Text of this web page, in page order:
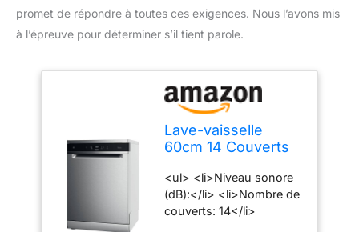
promet de répondre à toutes ces exigences. Nous l’avons mis
à l’épreuve pour déterminer s’il tient parole.
Lave-vaisselle
60cm 14 Couverts
WFC3C42PX
<ul> <li>Niveau sonore
(dB):</li> <li>Nombre de
couverts: 14</li>